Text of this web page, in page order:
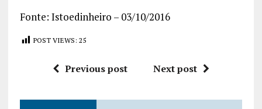
Fonte: Istoedinheiro – 03/10/2016
POST VIEWS: 25
Previous post Next post